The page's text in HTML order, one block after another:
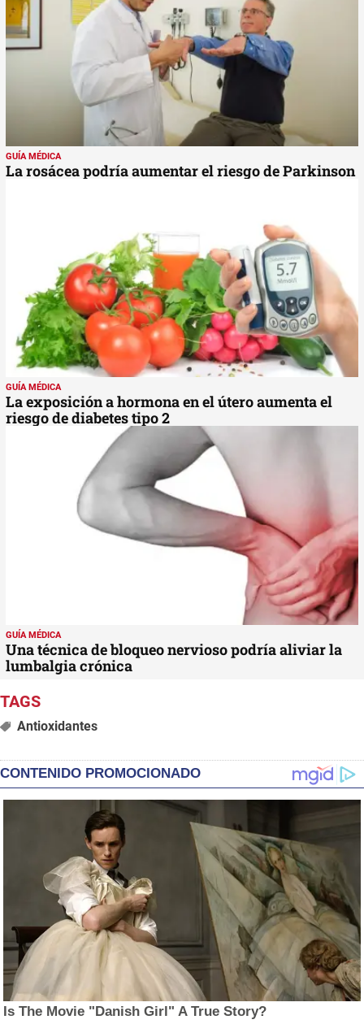
GUÍA MÉDICA
La rosácea podría aumentar el riesgo de Parkinson
GUÍA MÉDICA
La exposición a hormona en el útero aumenta el
riesgo de diabetes tipo 2
GUÍA MÉDICA
Una técnica de bloqueo nervioso podría aliviar la
lumbalgia crónica
Antioxidantes
CONTENIDO PROMOCIONADO
Is The Movie "Danish Girl" A True Story?